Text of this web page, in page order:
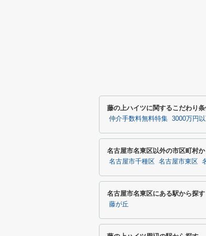
藤の上ハイツに関するこだわり
仲介手数料無料特集 3000万円
名古屋市名東区以外の市区町村
名古屋市千種区 名古屋市東区
名古屋市名東区にある駅から探す
藤が丘